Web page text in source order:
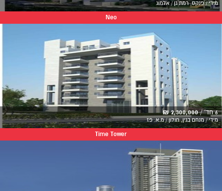
מידי / פנקס, רמת גן / אלמוג
Neo
6 חד' / 2,300,000 ₪
מידי / מנחם בגין, חולון / מ.א. פז
Time Tower